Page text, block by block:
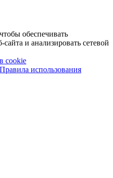
обеспечивать
и анализировать сетевой
cookie
Правила использования